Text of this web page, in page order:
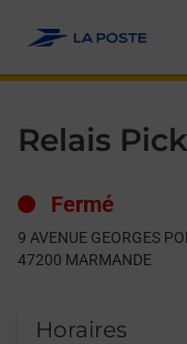
Relais
Fermé
9 AVENUE GEORGES
47200 MARMANDE
Horaires